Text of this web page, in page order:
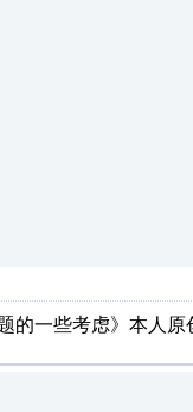
的一些考虑》本人原